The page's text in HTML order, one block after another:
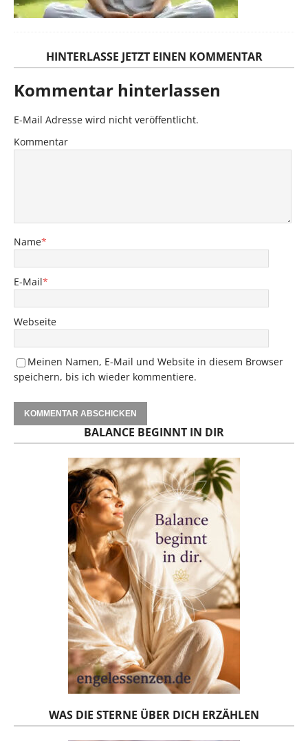
HINTERLASSE JETZT EINEN KOMMENTAR
Kommentar hinterlassen
E-Mail Adresse wird nicht veröffentlicht.
Kommentar
Name*
E-Mail*
Webseite
Meinen Namen, E-Mail und Website in diesem Browser
speichern, bis ich wieder kommentiere.
BALANCE BEGINNT IN DIR
WAS DIE STERNE ÜBER DICH ERZÄHLEN